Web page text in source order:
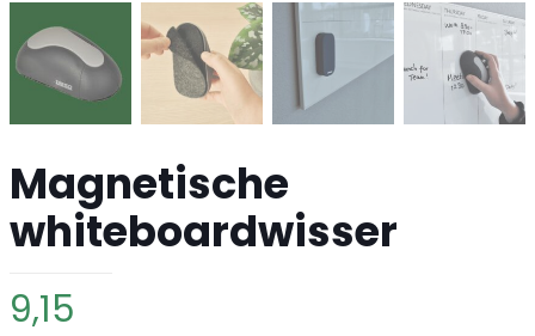
Magnetische
whiteboardwisser
9,15